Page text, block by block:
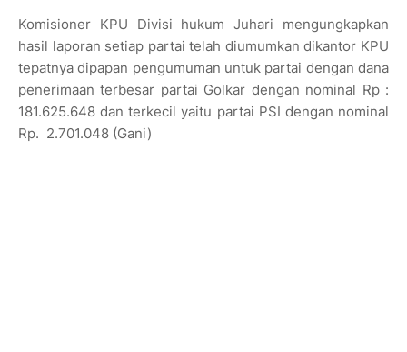
Komisioner KPU Divisi hukum Juhari mengungkapkan
hasil laporan setiap partai telah diumumkan dikantor KPU
tepatnya dipapan pengumuman untuk partai dengan dana
penerimaan terbesar partai Golkar dengan nominal Rp :
181.625.648 dan terkecil yaitu partai PSI dengan nominal
Rp. 2.701.048 (Gani)